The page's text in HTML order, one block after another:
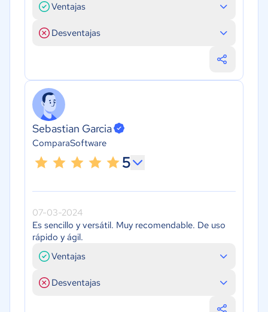
Ventajas
Desventajas
Sebastian Garcia
ComparaSoftware
5
07-03-2024
Es sencillo y versátil. Muy recomendable. De uso
rápido y ágil.
Ventajas
Desventajas